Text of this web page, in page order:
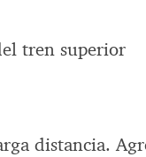
tren superior
distancia.